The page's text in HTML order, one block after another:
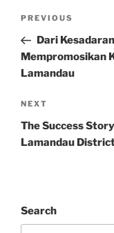
Previous
Post
PREVIOUS
Dari
Mempromosikan
Lamandau
Next
Post
NEXT
The Success
Lamandau
Search